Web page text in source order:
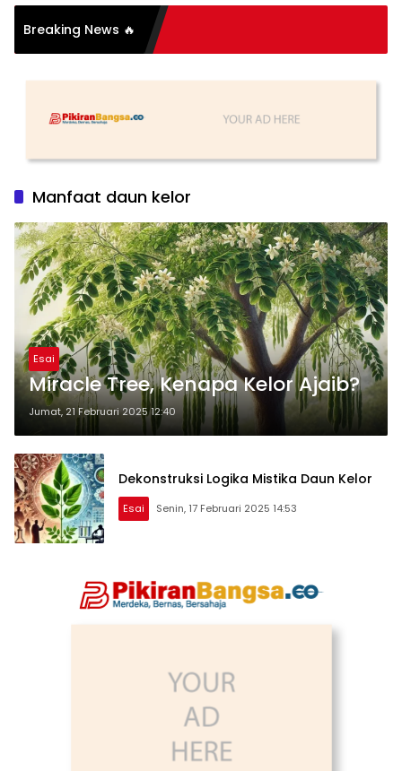
Breaking News 🔥
Katanya
Manfaat daun kelor
Esai
Miracle Tree, Kenapa Kelor Ajaib?
Jumat, 21 Februari 2025 12:40
Dekonstruksi Logika Mistika Daun Kelor
Esai Senin, 17 Februari 2025 14:53